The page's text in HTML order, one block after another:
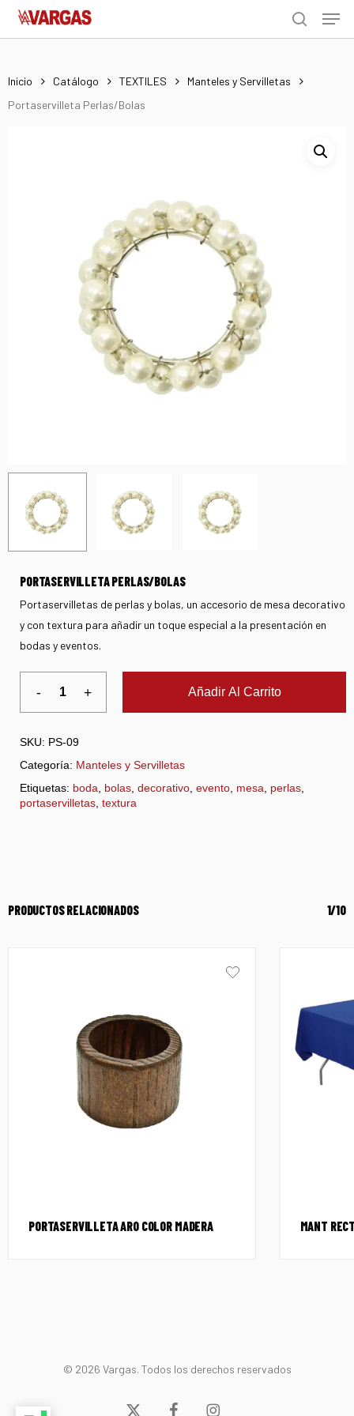
Skip
search
Menu
Inicio Catálogo TEXTILES
Manteles y Servilletas
Portaservilleta Perlas/Bolas
PORTASERVILLETA PERLAS/BOLAS
Portaservilletas de perlas y bolas, un accesorio de mesa decorativo
y con textura para añadir un toque especial a la presentación en
bodas y eventos.
Añadir Al Carrito
SKU: PS-09
Categoría: Manteles y Servilletas
Etiquetas: boda bolas decorativo evento mesa perlas
portaservilletas textura
PRODUCTOS RELACIONADOS 1/10
PORTASERVILLETA ARO COLOR MADERA MANT
© 2026 Vargas. Todos los derechos reservados
x- facebookinstagram